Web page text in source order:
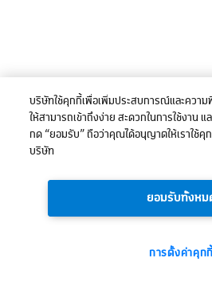
บริษัทใช้คุกกี้เพื่อเพิ่มประสบการณ์และความ
ให้สามารถเข้าถึงง่าย สะดวกในการใช้งาน
กด “ยอมรับ” ถือว่าคุณได้อนุญาตให้เราใช้คุ
บริษัท
ยอมรับทั้งหม
การตั้งค่าคุกกี้